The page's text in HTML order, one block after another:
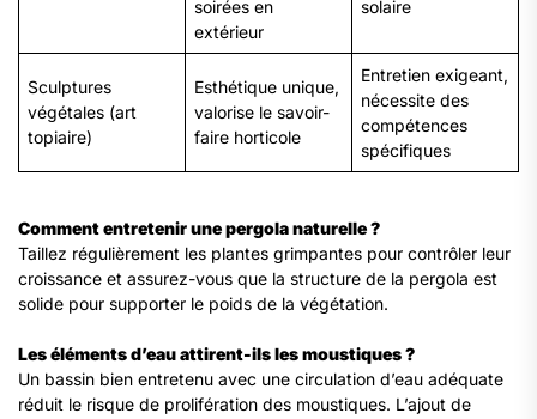
soirées en
extérieur
solaire
Sculptures
végétales (art
topiaire)
Esthétique unique,
valorise le savoir-
faire horticole
Entretien exigeant,
nécessite des
compétences
spécifiques
Comment entretenir une pergola naturelle ?
Taillez régulièrement les plantes grimpantes pour contrôler leur
croissance et assurez-vous que la structure de la pergola est
solide pour supporter le poids de la végétation.​
Les éléments d’eau attirent-ils les moustiques ?
Un bassin bien entretenu avec une circulation d’eau adéquate
réduit le risque de prolifération des moustiques. L’ajout de